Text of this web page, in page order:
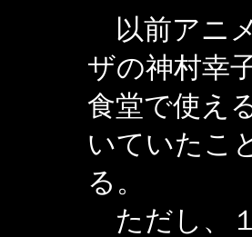
以前アニ
ザの神村幸
食堂で使え
いていたこ
る。
ただし、